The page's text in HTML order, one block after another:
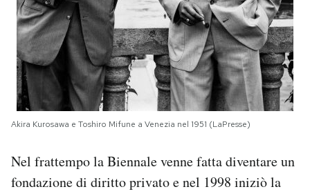
Akira Kurosawa e Toshiro Mifune a Venezia nel 1951 (LaPresse)
Nel frattempo la Biennale venne fatta diventare un
fondazione di diritto privato e nel 1998 iniziò la